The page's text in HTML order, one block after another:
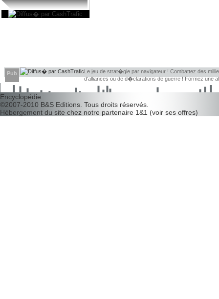
Pub
Le jeu de strat�gie par navigateur ! Combattez des
d'alliances ou de d�clarations de guerre ! Formez une
d�couvrir leurs faiblesses !
Encyclopédie
©2007-2010 B&S Editions . Tous droits réservés.
Hébergement du site chez notre partenaire 1&1 (voir ses offres)